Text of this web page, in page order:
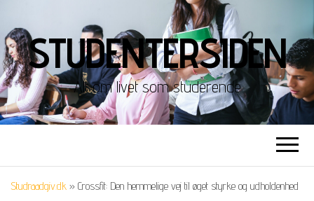
STUDENTERSIDEN
Alt om livet som studerende
Studraadgiv.dk » Crossfit: Den hemmelige vej til øget styrke og udholdenhed